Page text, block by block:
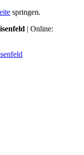
springen.
| Online: